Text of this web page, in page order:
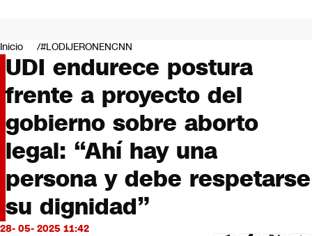
Negocios
Deportes
Programas completos
Cultura
Servicios
Bits
CNN Data
CNN tiempo
Futuro 360
Opinión
Inicio #LODIJERONENCNN
UDI endurece postura
frente a proyecto del
gobierno sobre aborto
legal: “Ahí hay una
persona y debe respetarse
su dignidad”
28- 05- 2025 11:42